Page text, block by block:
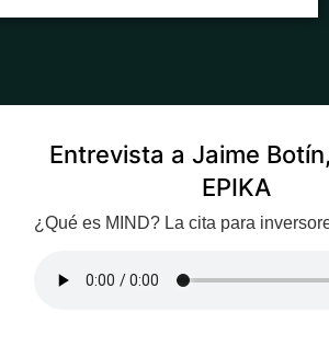
Entrevista a Jaime
EPIKA
¿Qué es MIND? La cita para